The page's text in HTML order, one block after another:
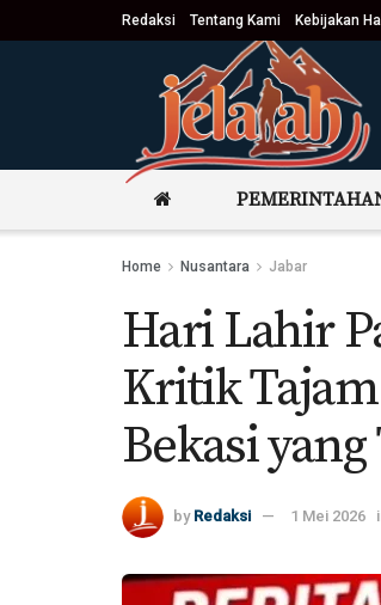
Redaksi Tentang Kami Kebijakan
Home Nusantara Jabar
Hari Lahir
Kritik
Bekasi
by Redaksi 1 Mei 2026